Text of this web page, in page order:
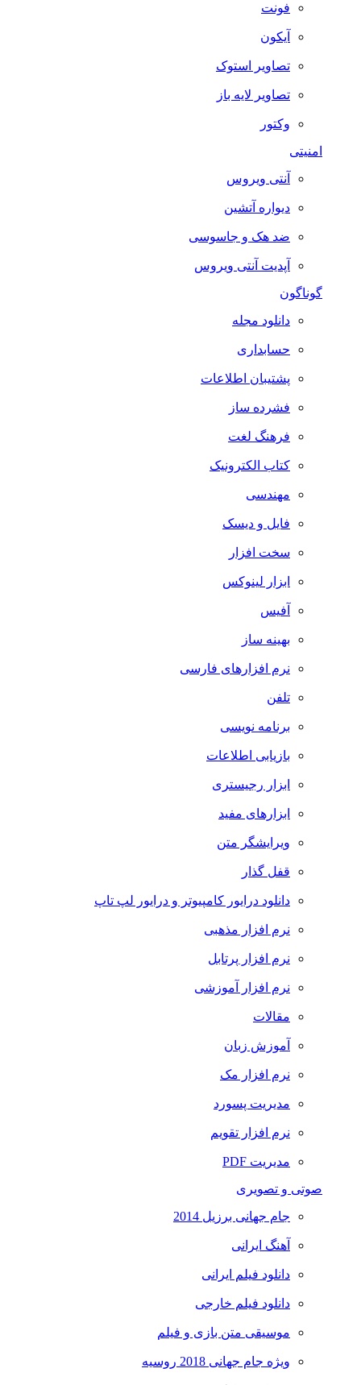
فونت
آیکون
تصاویر استوک
تصاویر لایه باز
وکتور
امنیتی
آنتی ویروس
دیواره آتشین
ضد هک و جاسوسی
آپدیت آنتی ویروس
گوناگون
دانلود مجله
حسابداری
پشتیبان اطلاعات
فشرده ساز
فرهنگ لغت
کتاب الکترونیک
مهندسی
فایل و دیسک
سخت افزار
ابزار لینوکس
آفیس
بهینه ساز
نرم افزارهای فارسی
تلفن
برنامه نویسی
بازیابی اطلاعات
ابزار رجیستری
ابزارهای مفید
ویرایشگر متن
قفل گذار
دانلود درایور کامپیوتر و درایور لپ تاپ
نرم افزار مذهبی
نرم افزار پرتابل
نرم افزار آموزشی
مقالات
آموزش زبان
نرم افزار مک
مدیریت پسورد
نرم افزار تقویم
مدیریت PDF
صوتی و تصویری
جام جهانی برزیل 2014
آهنگ ایرانی
دانلود فیلم ایرانی
دانلود فیلم خارجی
موسیقی متن بازی و فیلم
ویژه جام جهانی 2018 روسیه